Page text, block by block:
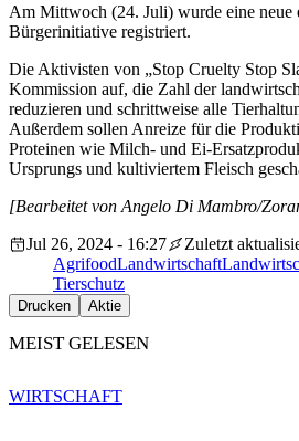
Am Mittwoch (24. Juli) wurde eine neue
Bürgerinitiative registriert.
Die Aktivisten von „Stop Cruelty Stop
Kommission auf, die Zahl der
reduzieren und schrittweise alle
Außerdem sollen Anreize für die
Proteinen wie Milch- und Ei-
Ursprungs und kultiviertem Fleisch
[Bearbeitet von Angelo Di Mambro/
Jul 26, 2024 - 16:27
Zuletzt
AgrifoodLandwirtschaft
Tierschutz
Drucken Aktie
MEIST GELESEN
WIRTSCHAFT